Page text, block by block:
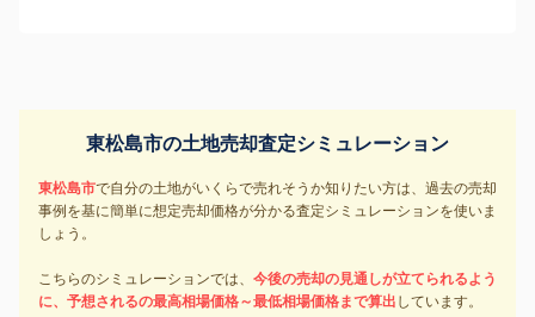
東松島市の土地売却査定シミュレーション
東松島市で自分の土地がいくらで売れそうか知りたい方は、過去の売却
事例を基に簡単に想定売却価格が分かる査定シミュレーションを使いま
しょう。
こちらのシミュレーションでは、 今後の売却の見通しが立てられるよう
に、予想されるの最高相場価格～最低相場価格まで算出 しています。